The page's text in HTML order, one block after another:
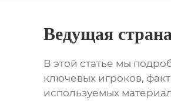
Ведущая
В этой статье мы
ключевых игроков,
используемых